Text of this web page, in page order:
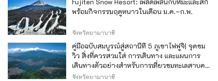
พร้อมกิจกรรมฤดูหนาวในเดือน ม.ค.–ก.พ.
จังหวัดยามานาชิ
คู่มือฉบับสมบูรณ์สู่สถานีที่ 5 ภูเขาไฟฟูจิ| จุดชม
วิว สิ่งที่ควรสวมใส่ การเดินทาง และแผนการ
เดินทางตัวอย่างสำหรับการเที่ยวชมทะเลสาบคา
วากุจิ
จังหวัดยามานาชิ